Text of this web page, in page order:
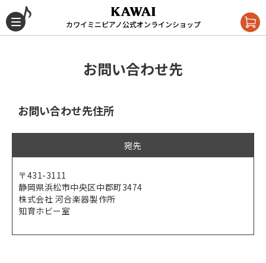
カワイミニピアノ公式オンラインショップ
お問い合わせ先
お問い合わせ先住所
宛先
〒431-3111
静岡県浜松市中央区中郡町3474
株式会社 河合楽器製作所
知育ホビー室